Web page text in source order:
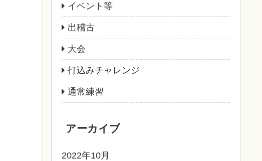
イベント等
出稽古
大会
打込みチャレンジ
通常練習
アーカイブ
2022年10月